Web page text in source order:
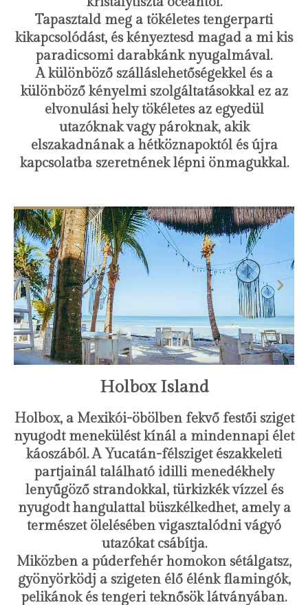
Tapasztald meg a tökéletes tengerparti
kikapcsolódást, és kényeztesd magad a mi kis
paradicsomi darabkánk nyugalmával.
A különböző szálláslehetőségekkel és a
különböző kényelmi szolgáltatásokkal ez az
elvonulási hely tökéletes az egyedül
utazóknak vagy pároknak, akik
elszakadnának a hétköznapoktól és újra
kapcsolatba szeretnének lépni önmagukkal.
Holbox Island
Holbox, a Mexikói-öbölben fekvő festői sziget
nyugodt menekülést kínál a mindennapi élet
káoszából. A Yucatán-félsziget északkeleti
partjainál található idilli menedékhely
lenyűgöző strandokkal, türkizkék vízzel és
nyugodt hangulattal büszkélkedhet, amely a
természet ölelésében vigasztalódni vágyó
utazókat csábítja.
Miközben a púderfehér homokon sétálgatsz,
gyönyörködj a szigeten élő élénk flamingók,
pelikánok és tengeri teknősök látványában.